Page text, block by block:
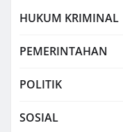
HUKUM KRIMINAL
PEMERINTAHAN
POLITIK
SOSIAL